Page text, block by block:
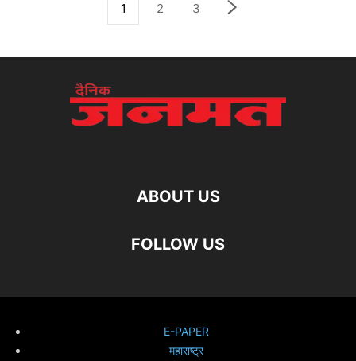
1 2 3
ABOUT US
FOLLOW US
E-PAPER
महाराष्ट्र